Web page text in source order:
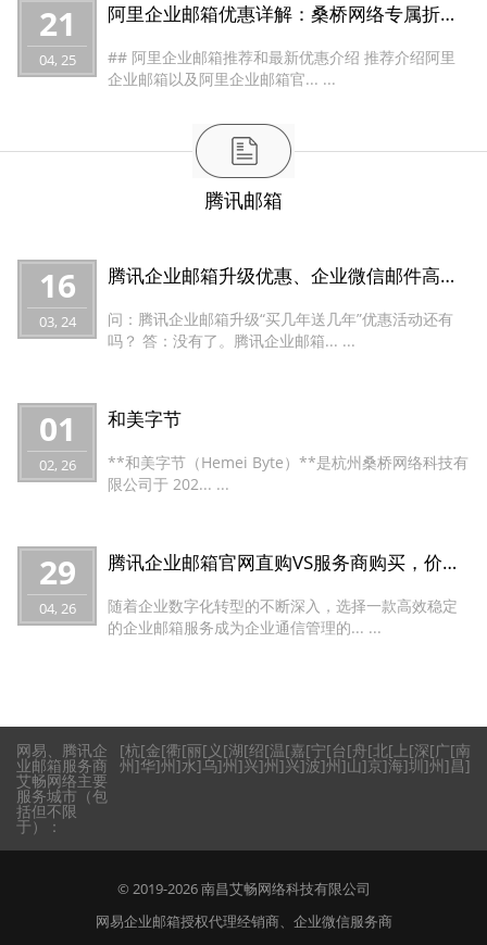
21
04, 25
阿里企业邮箱优惠详解：桑桥网络专属折扣与推荐指南
## 阿里企业邮箱推荐和最新优惠介绍 推荐介绍阿里
企业邮箱以及阿里企业邮箱官... ...
腾讯邮箱
16
03, 24
腾讯企业邮箱升级优惠、企业微信邮件高级功能升级优惠折扣
问：腾讯企业邮箱升级“买几年送几年”优惠活动还有
吗？ 答：没有了。腾讯企业邮箱... ...
01
02, 26
和美字节
**和美字节（Hemei Byte）**是杭州桑桥网络科技有
限公司于 202... ...
29
04, 26
腾讯企业邮箱官网直购VS服务商购买，价格与服务全解析
随着企业数字化转型的不断深入，选择一款高效稳定
的企业邮箱服务成为企业通信管理的... ...
网易、腾讯企
业邮箱服务商
艾畅网络主要
服务城市（包
括但不限
于）：
[杭
州]
[金
华]
[衢
州]
[丽
水]
[ 义
乌]
[湖
州]
[绍
兴]
[温
州]
[嘉
兴]
[宁
波]
[台
州]
[舟
山]
[北
京]
[ 上
海]
[深
圳 ]
[广
州]
[南
昌]
© 2019-2026南昌艾畅网络科技有限公司
网易企业邮箱授权代理经销商、 企业微信服务商